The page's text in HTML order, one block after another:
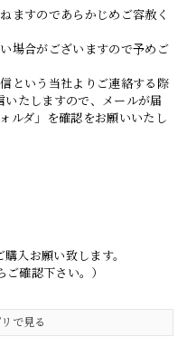
ますのであらかじめご容赦く
場合がございますので予めご
という当社よりご連絡する際
いたしますので、メールが届
ルダ」を確認をお願いいたし
入お願い致します。
確認下さい。）
で見る